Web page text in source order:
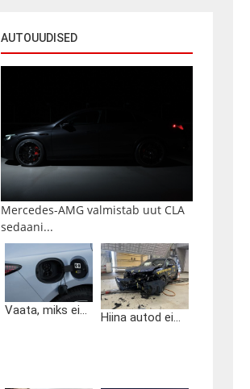
AUTOUUDISED
Mercedes-AMG valmistab uut CLA
sedaani...
Vaata, miks ei...
Hiina autod ei...